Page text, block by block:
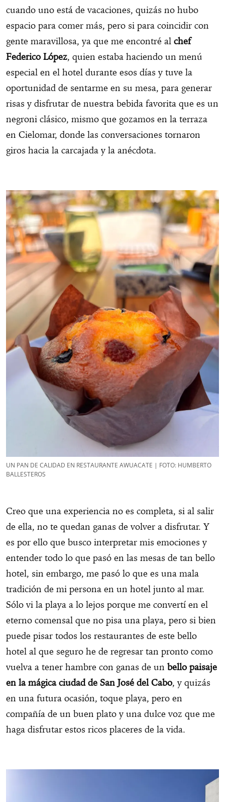
cuando uno está de vacaciones, quizás no hubo
espacio para comer más, pero si para coincidir con
gente maravillosa, ya que me encontré al chef
Federico López, quien estaba haciendo un menú
especial en el hotel durante esos días y tuve la
oportunidad de sentarme en su mesa, para generar
risas y disfrutar de nuestra bebida favorita que es un
negroni clásico, mismo que gozamos en la terraza
en Cielomar, donde las conversaciones tornaron
giros hacia la carcajada y la anécdota.
UN PAN DE CALIDAD EN RESTAURANTE AWUACATE | FOTO: HUMBERTO
BALLESTEROS
Creo que una experiencia no es completa, si al salir
de ella, no te quedan ganas de volver a disfrutar. Y
es por ello que busco interpretar mis emociones y
entender todo lo que pasó en las mesas de tan bello
hotel, sin embargo, me pasó lo que es una mala
tradición de mi persona en un hotel junto al mar.
Sólo vi la playa a lo lejos porque me convertí en el
eterno comensal que no pisa una playa, pero si bien
puede pisar todos los restaurantes de este bello
hotel al que seguro he de regresar tan pronto como
vuelva a tener hambre con ganas de un bello paisaje
en la mágica ciudad de San José del Cabo, y quizás
en una futura ocasión, toque playa, pero en
compañía de un buen plato y una dulce voz que me
haga disfrutar estos ricos placeres de la vida.